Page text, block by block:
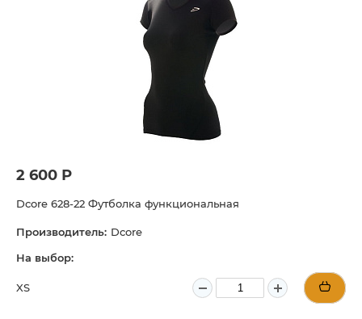
2 600 Р
Dcore 628-22 Футболка функциональная
Производитель: Dcore
На выбор:
XS